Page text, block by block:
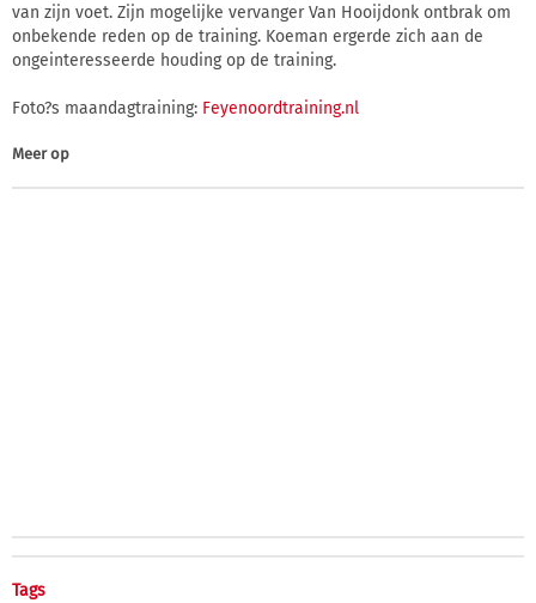
van zijn voet. Zijn mogelijke vervanger Van Hooijdonk ontbrak om
onbekende reden op de training. Koeman ergerde zich aan de
ongeinteresseerde houding op de training.
Foto?s maandagtraining: Feyenoordtraining.nl
Meer op
Tags